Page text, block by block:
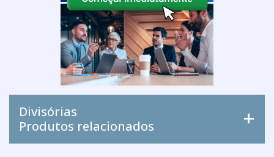
Divisórias
Produtos relacionados